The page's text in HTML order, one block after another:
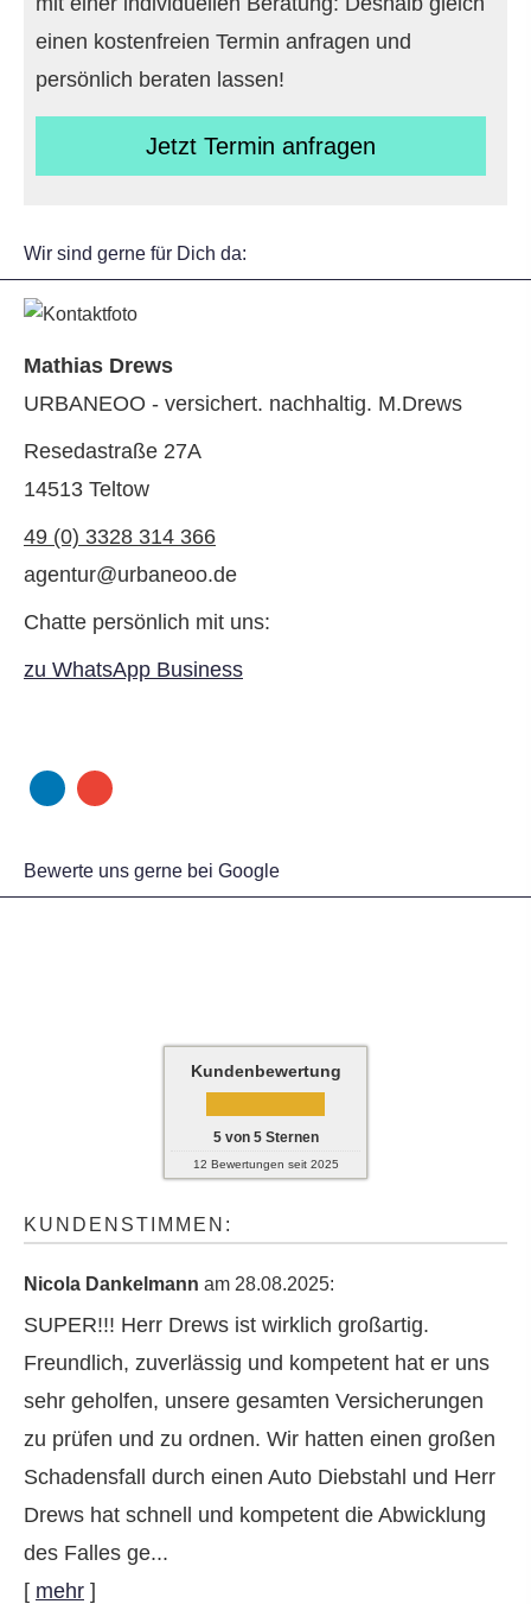
einen kostenfreien Termin anfragen und
persönlich beraten lassen!
Jetzt Termin anfragen
Wir sind gerne für Dich da:
Mathias Drews
URBANEOO - versichert. nachhaltig. M.Drews
Resedastraße 27A
14513 Teltow
49 (0) 3328 314 366
agentur@urbaneoo.de
Chatte persönlich mit uns:
zu WhatsApp Business
Bewerte uns gerne bei Google
Kundenbewertung
5von 5Sternen
12 Bewertungen seit 2025
KUNDENSTIMMEN:
Nicola Dankelmann am 28.08.2025:
SUPER!!! Herr Drews ist wirklich großartig.
Freundlich, zuverlässig und kompetent hat er uns
sehr geholfen, unsere gesamten Versicherungen
zu prüfen und zu ordnen. Wir hatten einen großen
Schadensfall durch einen Auto Diebstahl und Herr
Drews hat schnell und kompetent die Abwicklung
des Falles ge...
[ mehr ]